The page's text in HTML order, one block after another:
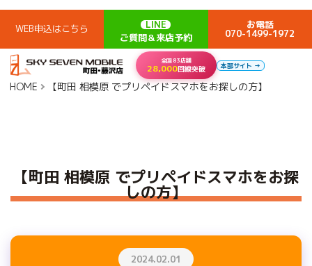
WEB申込はこちら
LINE
ご質問＆来店予約
お電話
070-1499-1972
全国83店舗
28,000回線突破 本部サイト →
HOME 【町田 相模原 でプリペイドスマホをお探しの方】
【町田 相模原 でプリペイドスマホをお探
しの方】
2024.02.01